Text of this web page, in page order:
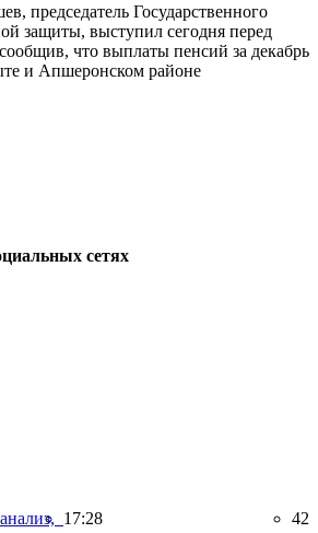
председатель Государственного
защиты, выступил сегодня перед
что выплаты пенсий за декабрь
и Апшеронском районе
сетях
17:28 42